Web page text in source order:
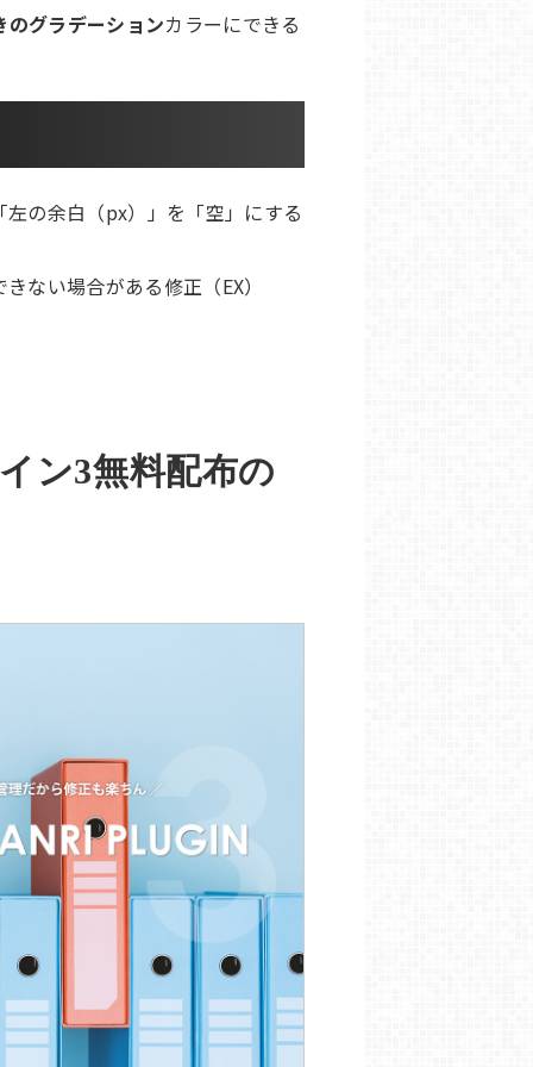
のグラデーションカラーにできる
の余白（px）」を「空」にする
ない場合がある修正（EX）
ン3無料配布の